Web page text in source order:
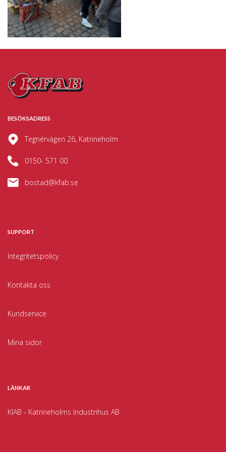
BESÖKSADRESS
Tegnérvägen 26, Katrineholm
0150- 571 00
bostad@kfab.se
SUPPORT
Integritetspolicy
Kontakta oss
Kundservice
Mina sidor
LÄNKAR
KIAB - Katrineholms Industrihus AB